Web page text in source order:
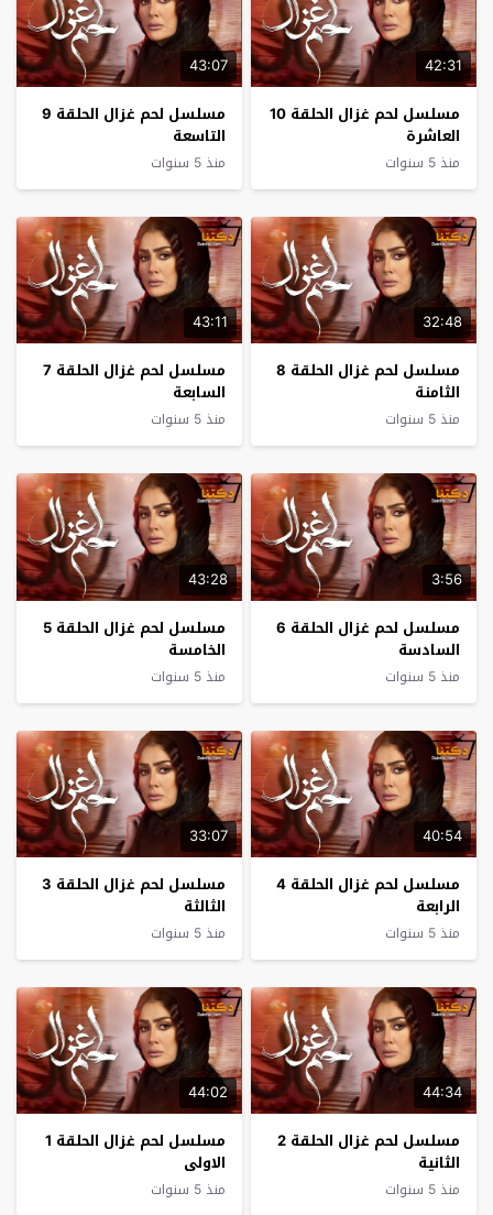
42:31
مسلسل لحم غزال الحلقة 10
العاشرة
منذ 5 سنوات
43:07
مسلسل لحم غزال الحلقة 9
التاسعة
منذ 5 سنوات
32:48
مسلسل لحم غزال الحلقة 8
الثامنة
منذ 5 سنوات
43:11
مسلسل لحم غزال الحلقة 7
السابعة
منذ 5 سنوات
3:56
مسلسل لحم غزال الحلقة 6
السادسة
منذ 5 سنوات
43:28
مسلسل لحم غزال الحلقة 5
الخامسة
منذ 5 سنوات
40:54
مسلسل لحم غزال الحلقة 4
الرابعة
منذ 5 سنوات
33:07
مسلسل لحم غزال الحلقة 3
الثالثة
منذ 5 سنوات
44:34
مسلسل لحم غزال الحلقة 2
الثانية
منذ 5 سنوات
44:02
مسلسل لحم غزال الحلقة 1
الاولى
منذ 5 سنوات